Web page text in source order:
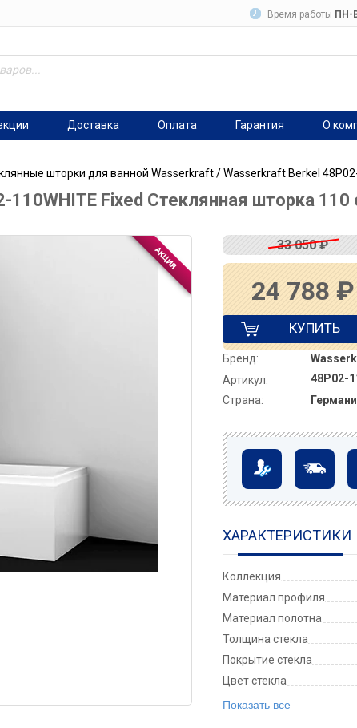
Время работы ПН-
Доставка Оплата Гарантия О
шторки для ванной Wasserkraft/ Wasserkraft Berkel
Fixed Стеклянная шторка 110
33 050₽
24 788 ₽
КУПИТЬ
Бренд:
Артикул:
Страна:
ХАРАКТЕРИСТИКИ
Коллекция
Материал профиля
Материал полотна
Толщина стекла
Покрытие стекла
Цвет стекла
Показать все